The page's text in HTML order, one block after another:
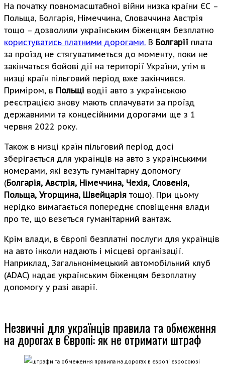
На початку повномасштабної війни низка країни ЄС –
Польща, Болгарія, Німеччина, Словаччина Австрія
тощо – дозволили українським біженцям безплатно
користуватись платними дорогами. В Болгарії плата
за проїзд не стягуватиметься до моменту, поки не
закінчаться бойові дії на території України, утім в
низці країн пільговий період вже закінчився.
Приміром, в Польщі водії авто з українською
реєстрацією знову мають сплачувати за проїзд
державними та концесійними дорогами ще з 1
червня 2022 року.
Також в низці країн пільговий період досі
зберігається для українців на авто з українськими
номерами, які везуть гуманітарну допомогу
(Болгарія, Австрія, Німеччина, Чехія, Словенія,
Польща, Угорщина, Швейцарія тощо). При цьому
нерідко вимагається попереднє сповіщення влади
про те, що везеться гуманітарний вантаж.
Крім влади, в Європі безплатні послуги для українців
на авто інколи надають і місцеві організації.
Наприклад, Загальнонімецький автомобільний клуб
(ADAC) надає українським біженцям безоплатну
допомогу у разі аварії.
Незвичні для українців правила та обмеження
на дорогах в Європі: як не отримати штраф